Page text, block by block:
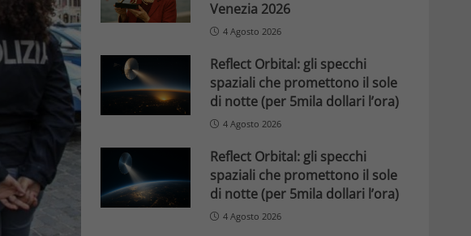
Venezia 2026
4 Agosto 2026
Reflect Orbital: gli specchi
spaziali che promettono il sole
di notte (per 5mila dollari l’ora)
4 Agosto 2026
Reflect Orbital: gli specchi
spaziali che promettono il sole
di notte (per 5mila dollari l’ora)
4 Agosto 2026